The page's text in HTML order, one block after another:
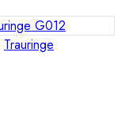
Trauringe